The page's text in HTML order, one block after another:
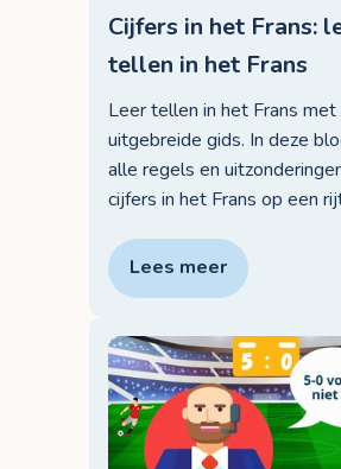
Cijfers in het Frans:
tellen in het Frans
Leer tellen in het Frans met
uitgebreide gids. In deze
alle regels en
cijfers in het Frans op een
Lees meer